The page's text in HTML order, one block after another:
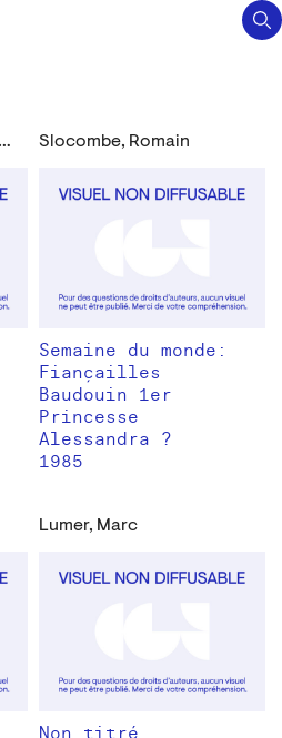
De Sadeleer, Jean-François Slocombe, Romain
Semaine du monde:
Fiançailles
Baudouin 1er
Princesse
Alessandra ?
1985
Lumer, Marc